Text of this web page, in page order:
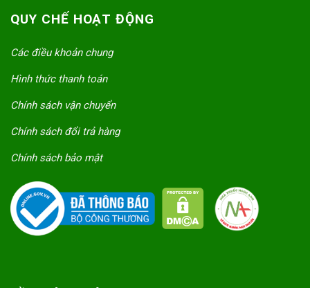
QUY CHẾ HOẠT ĐỘNG
Các điều khoản chung
Hình thức thanh toán
Chính sách vận chuyển
Chính sách đổi trả hàng
Chính sách bảo mật